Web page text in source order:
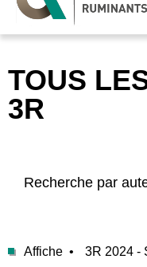
TOUS
3R
Recherche par
Affiche • 3R 2024 -